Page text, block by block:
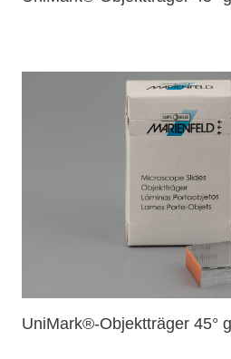
UniMark®-Objektträger 45°